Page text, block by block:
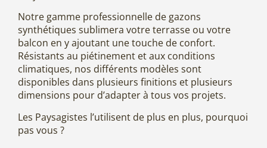
Notre gamme professionnelle de gazons
synthétiques sublimera votre terrasse ou votre
balcon en y ajoutant une touche de confort.
Résistants au piétinement et aux conditions
climatiques, nos différents modèles sont
disponibles dans plusieurs finitions et plusieurs
dimensions pour d’adapter à tous vos projets.
Les Paysagistes l’utilisent de plus en plus, pourquoi
pas vous ?